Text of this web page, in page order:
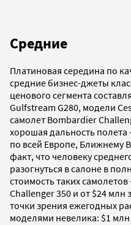
Средние
Платиновая середина по
средние бизнес-джеты
ценового сегмента
Gulfstream G280, модели
самолет Bombardier
хорошая дальность
по всей Европе, Ближнему
факт, что человеку
разогнуться в салоне в
стоимость таких
Challenger 350 и от $24 млн
точки зрения ежегодных
моделями невелика: $1 млн